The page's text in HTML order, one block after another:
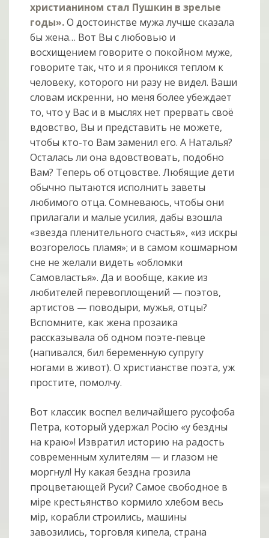
христианином стал Пушкин в зрелые
годы».О достоинстве мужа лучше сказала
бы жена… Вот Вы с любовью и
восхищением говорите о покойном муже,
говорите так, что и я проникся теплом к
человеку, которого ни разу не видел. Ваши
словам искренни, но меня более убеждает
то, что у Вас и в мыслях нет прервать своё
вдовство, Вы и представить не можете,
чтобы кто-то Вам заменил его. А Наталья?
Осталась ли она вдовствовать, подобно
Вам? Теперь об отцовстве. Любящие дети
обычно пытаются исполнить заветы
любимого отца. Сомневаюсь, чтобы они
прилагали и малые усилия, дабы взошла
«звезда пленительного счастья», «из искры
возгорелось пламя»; и в самом кошмарном
сне не желали видеть «обломки
Самовластья». Да и вообще, какие из
любителей перевоплощений — поэтов,
артистов — поводыри, мужья, отцы?
Вспомните, как жена прозаика
рассказывала об одном поэте-певце
(напивался, бил беременную супругу
ногами в живот). О христианстве поэта, уж
простите, помолчу.
Вот классик воспел величайшего русофоба
Петра, который удержал Росiю «у бездны
на краю»! Извратил историю на радость
современным хулителям — и глазом не
моргнул! Ну какая бездна грозила
процветающей Руси? Самое свободное в
мiре крестьянство кормило хлебом весь
мiр, корабли строились, машины
завозились, торговля кипела, страна